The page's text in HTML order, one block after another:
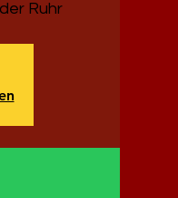
Ruhr